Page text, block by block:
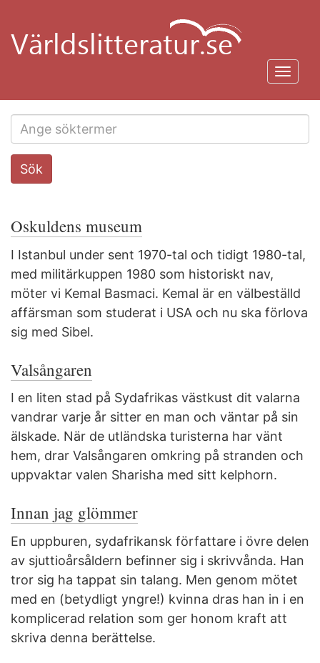
huvudinnehåll
Search
this
Sök
Oskuldens museum
I Istanbul under sent 1970-tal och tidigt 1980-tal,
med militärkuppen 1980 som historiskt nav,
möter vi Kemal Basmaci. Kemal är en välbeställd
affärsman som studerat i USA och nu ska förlova
sig med Sibel.
Valsångaren
I en liten stad på Sydafrikas västkust dit valarna
vandrar varje år sitter en man och väntar på sin
älskade. När de utländska turisterna har vänt
hem, drar Valsångaren omkring på stranden och
uppvaktar valen Sharisha med sitt kelphorn.
Innan jag glömmer
En uppburen, sydafrikansk författare i övre delen
av sjuttioårsåldern befinner sig i skrivvånda. Han
tror sig ha tappat sin talang. Men genom mötet
med en (betydligt yngre!) kvinna dras han in i en
komplicerad relation som ger honom kraft att
skriva denna berättelse.